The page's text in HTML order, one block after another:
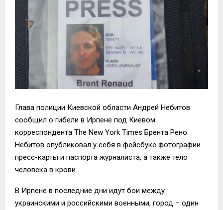
Глава полиции Киевской области Андрей Небитов
сообщил о гибели в Ирпене под Киевом
корреспондента The New York Times Брента Рено.
Небитов опубликовал у себя в фейсбуке фотографии
пресс-карты и паспорта журналиста, а также тело
человека в крови.
В Ирпене в последние дни идут бои между
украинскими и российскими военными, город – один